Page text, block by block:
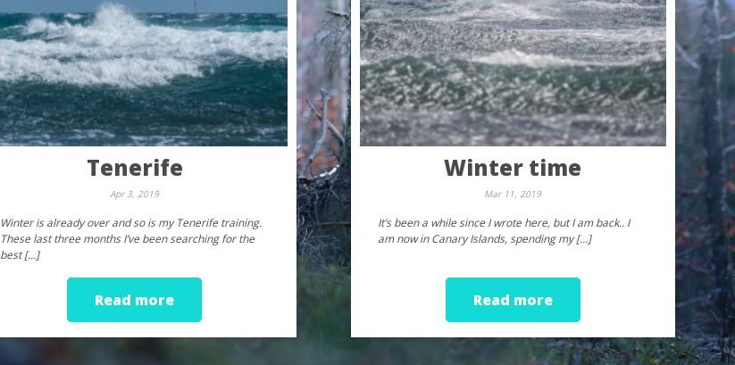
Tenerife
Apr 3, 2019
Winter is already over and so is my Tenerife training.
These last three months I’ve been searching for the
best […]
Read more
Winter time
Mar 11, 2019
It’s been a while since I wrote here, but I am back.. I
am now in Canary Islands, spending my […]
Read more